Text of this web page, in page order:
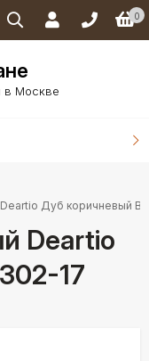
0
в Москве
Дуб коричневый
Deartio
17